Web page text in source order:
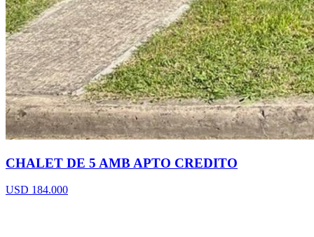
CHALET DE 5 AMB APTO CREDITO
USD 184.000